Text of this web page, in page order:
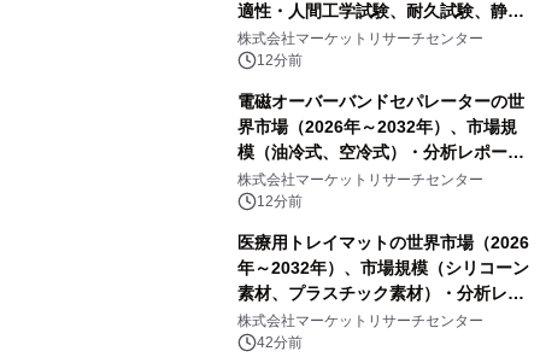
適性・人間工学試験、耐久試験、静的
試験、動的試験、その他）・分析レポ
ートを発表
株式会社マーケットリサーチセンター
12分前
電磁オーバーバンドセパレーターの世
界市場（2026年～2032年）、市場規
模（油冷式、空冷式）・分析レポート
を発表
株式会社マーケットリサーチセンター
12分前
医療用トレイマットの世界市場（2026
年～2032年）、市場規模（シリコーン
素材、プラスチック素材）・分析レポ
ートを発表
株式会社マーケットリサーチセンター
42分前